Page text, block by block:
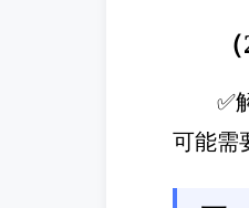
✅
可能需